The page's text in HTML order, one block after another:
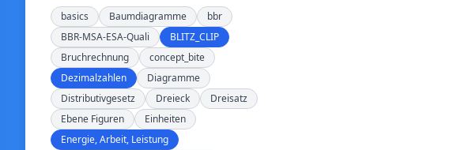
basics Baumdiagramme
bbr
BBR-MSA-ESA-Quali
BLITZ_CLIP
Bruchrechnung
concept_bite
Dezimalzahlen
Diagramme
Distributivgesetz
Dreieck
Dreisatz
Ebene Figuren
Einheiten
Energie, Arbeit, Leistung